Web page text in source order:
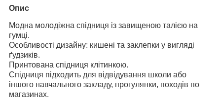
Опис
Модна молодіжна спідниця із завищеною талією на
гумці.
Особливості дизайну: кишені та заклепки у вигляді
ґудзиків.
Принтована спідниця клітинкою.
Спідниця підходить для відвідування школи або
іншого навчального закладу, прогулянки, походів по
магазинах.